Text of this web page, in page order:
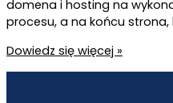
domena i hosting na
procesu, a na końcu strona,
Strony
Dowiedz się więcej »